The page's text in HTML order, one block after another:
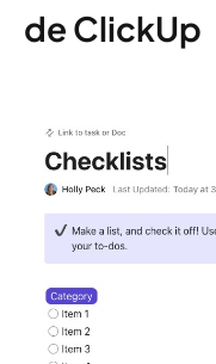
de ClickUp